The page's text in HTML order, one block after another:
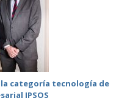
categoría tecnología de
IPSOS